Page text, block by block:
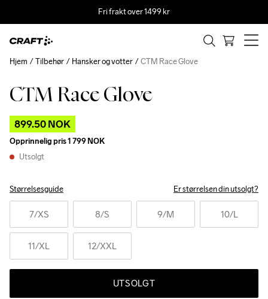
Fri frakt over 1499 kr
CTM Race Glove
899.50 NOK
Opprinnelig pris1 799 NOK
Utsolgt
Størrelsesguide Er størrelsen din utsolgt?
7/XS 8/S 9/M 10/L
11/XL 12/XXL
UTSOLGT
Hjem Tilbehør Hansker og votter CTM Race Glove
Outlet